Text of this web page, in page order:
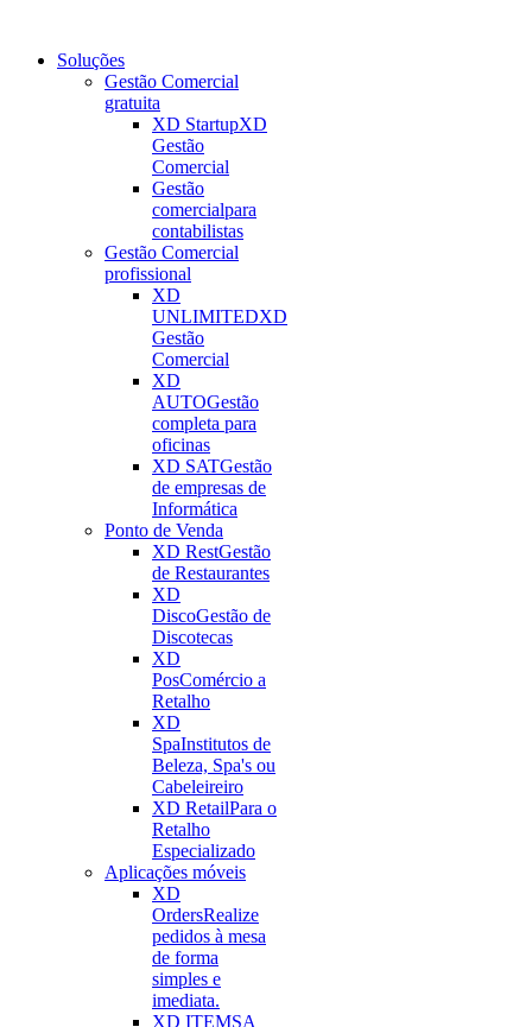
Soluções
Gestão Comercial
gratuita
XD StartupXD
Gestão
Comercial
Gestão
comercialpara
contabilistas
Gestão Comercial
profissional
XD
UNLIMITEDXD
Gestão
Comercial
XD
AUTOGestão
completa para
oficinas
XD SATGestão
de empresas de
Informática
Ponto de Venda
XD RestGestão
de Restaurantes
XD
DiscoGestão de
Discotecas
XD
PosComércio a
Retalho
XD
SpaInstitutos de
Beleza, Spa's ou
Cabeleireiro
XD RetailPara o
Retalho
Especializado
Aplicações móveis
XD
OrdersRealize
pedidos à mesa
de forma
simples e
imediata.
XD ITEMSA